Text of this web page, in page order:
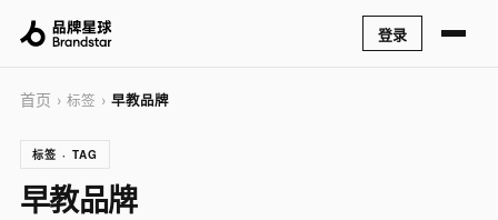
登录
首页 › 标签 › 早教品牌
标签 · TAG
早教品牌